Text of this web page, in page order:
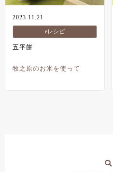
2023.11.21
eレシピ
五平餅
牧之原のお米を使って